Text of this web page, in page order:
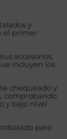
y
el primer
accesorios,
incluyen los
chequeado y
comprobando
y bajo nivel
para